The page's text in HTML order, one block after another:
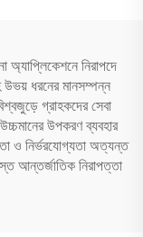
অ্যাপ্লিকেশনে নিরাপদে
উভয় ধরনের মানসম্পন্ন
গ্রাহকদের সেবা
উপকরণ ব্যবহার
ও নির্ভরযোগ্যতা অত্যন্ত
আন্তর্জাতিক নিরাপত্তা